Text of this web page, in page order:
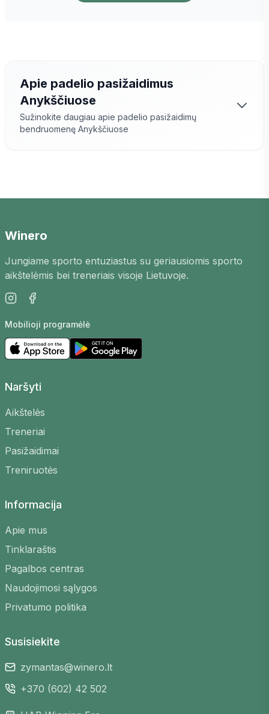
Apie padelio pasižaidimus
Anykščiuose
Sužinokite daugiau apie padelio pasižaidimų
bendruomenę Anykščiuose
puiki galimybė susipažinti su naujais
mėgautis aktyviu laisvalaikiu. Mūsų
Anykščiuose, skirtingų lygių žaidėjams.
Kaip tai veikia?
Žaidimus organizuoja patys žaidėjai, arenos bei
treneriai. Galite sukurti savo, pasirinkti aikštelę,
laiką bei lygį, kad surastumėte tinkamų varžovų
arba prisijungti prie jau esamų.
Kodėl verta dalyvauti?
Pasižaidimų bendruomenė yra draugiška ir
lygių žaidėjais ir mokykitės
kuriuo laiku, kuris jums tinka
keliais paspaudimais
Winero
Jungiame sporto entuziastus su geriausiomis sporto
aikštelėmis bei treneriais visoje Lietuvoje.
Mobilioji programėlė
Naršyti
Aikštelės
Treneriai
Pasižaidimai
Treniruotės
Informacija
Apie mus
Tinklaraštis
Pagalbos centras
Naudojimosi sąlygos
Privatumo politika
Susisiekite
zymantas@winero.lt
+370 (602) 42 502